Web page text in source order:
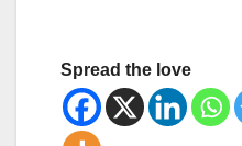
Spread the love